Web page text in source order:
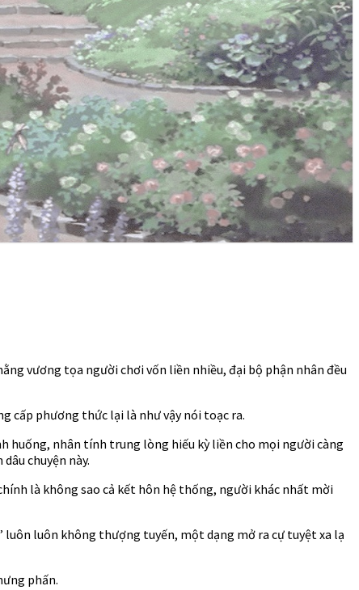
vương tọa người chơi vốn liền nhiều, đại bộ phận nhân đều
cấp phương thức lại là như vậy nói toạc ra.
huống, nhân tính trung lòng hiếu kỳ liền cho mọi người càng
chuyện này.
là không sao cả kết hôn hệ thống, người khác nhất mời
luôn luôn không thượng tuyến, một dạng mở ra cự tuyệt xa lạ
phấn.